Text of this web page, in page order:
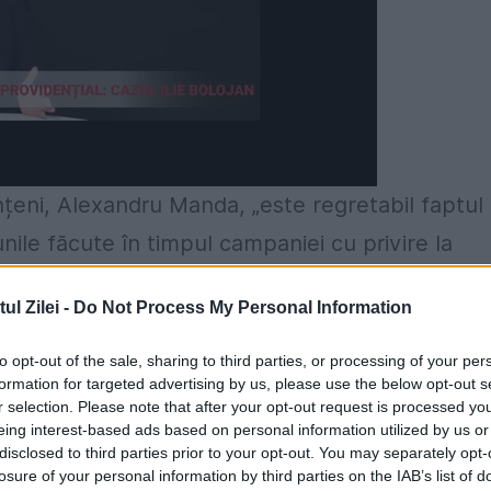
Zilei - Do Not Process My Personal Information
opt-out of the sale, sharing to third parties, or processing of your
for targeted advertising by us, please use the below opt-out
selection. Please note that after your opt-out request is processed
interest-based ads based on personal information utilized by us
to third parties prior to your opt-out. You may separately
of your personal information by third parties on the IAB’s list of
Alexandru Manda, „este regretabil faptul
făcute în timpul campaniei cu privire la
acordării unei salarizări
nedidactic din învățământ, dar elevii din
Guvernului refuză să acorde creșterile
atenția că „boicotarea examenului de
absolvenților, care nu vor putea susține
interesul nimănui ca peste 100.000 de